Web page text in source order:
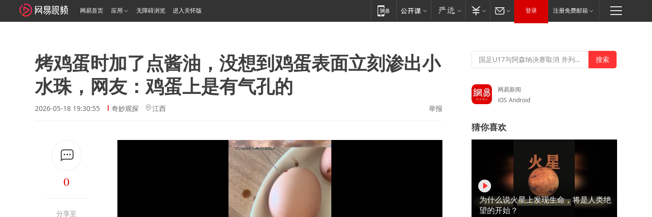
网易首页 应用 无障碍浏览 进入关怀版 登录 注册免费邮箱
烤鸡蛋时加了点酱油，没想到鸡蛋表面立刻渗出小
水珠，网友：鸡蛋上是有气孔的
2026-05-18 19:30:55 奇妙观探 江西 举报
0
分享至
网易新闻
iOS Android
猜你喜欢
为什么说火星上发现生命，将是人类绝
望的开始？